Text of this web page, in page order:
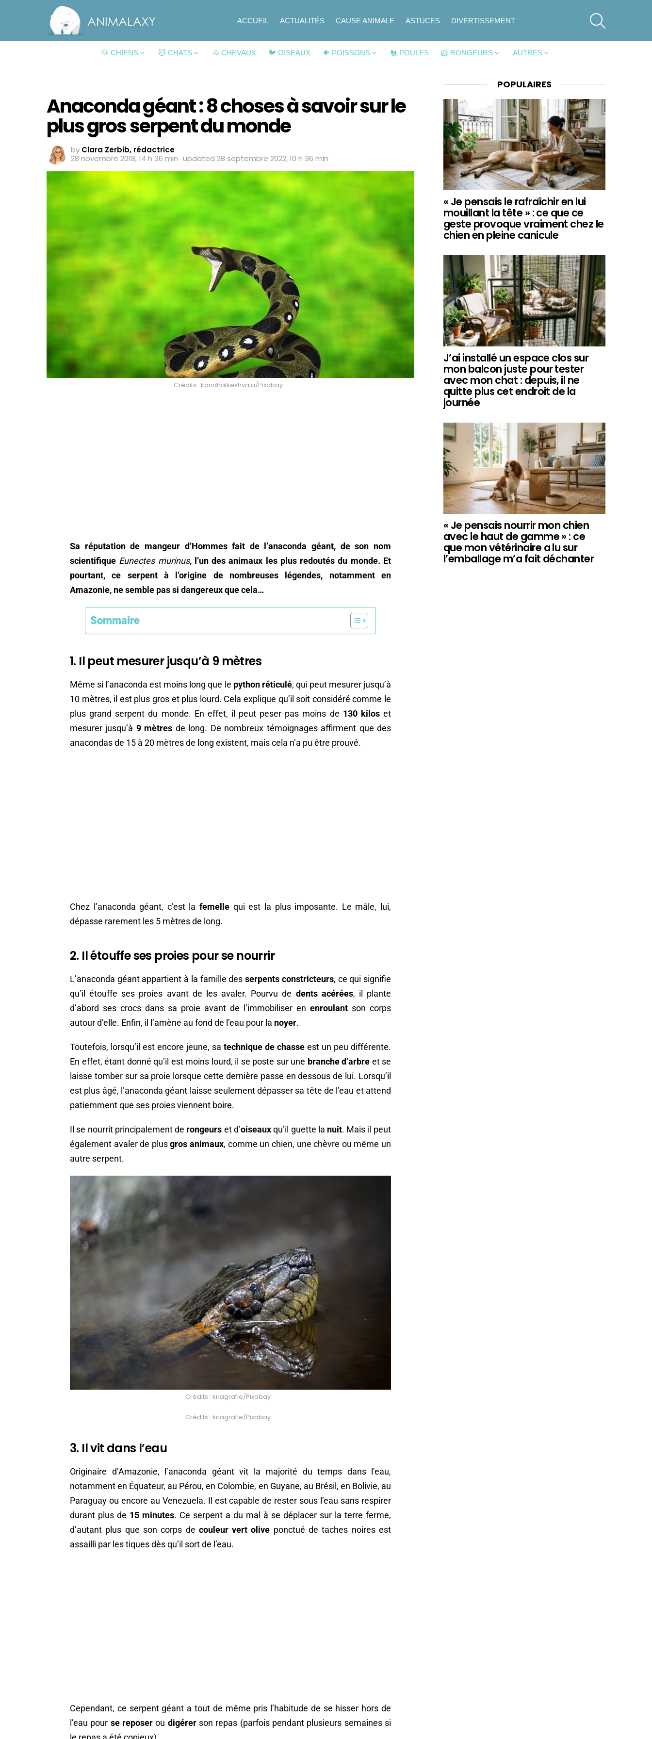
ACCUEIL ACTUALITÉS CAUSE ANIMALE ASTUCES DIVERTISSEMENT
🐶 CHIENS 🐱 CHATS 🐴 CHEVAUX 🐦 OISEAUX 🐠 POISSONS 🐔 POULES 🐹 RONGEURS AUTRES
Anaconda géant : 8 choses à savoir sur le
plus gros serpent du monde
by Clara Zerbib, rédactrice
28 novembre 2018, 14 h 36 min updated 28 septembre 2022, 10 h 36 min
Crédits : kandhalkeshvala/Pixabay
Sa réputation de mangeur d’Hommes fait de l’anaconda géant, de son nom
scientifique Eunectes murinus, l’un des animaux les plus redoutés du monde. Et
pourtant, ce serpent à l’origine de nombreuses légendes, notamment en
Amazonie, ne semble pas si dangereux que cela…
Sommaire
1. Il peut mesurer jusqu’à 9 mètres
Même si l’anaconda est moins long que le python réticulé, qui peut mesurer jusqu’à
10 mètres, il est plus gros et plus lourd. Cela explique qu’il soit considéré comme le
plus grand serpent du monde. En effet, il peut peser pas moins de 130 kiloset
mesurer jusqu’à 9 mètres de long. De nombreux témoignages affirment que des
anacondas de 15 à 20 mètres de long existent, mais cela n’a pu être prouvé.
Chez l’anaconda géant, c’est lafemelle qui est la plus imposante. Le mâle, lui,
dépasse rarement les 5 mètres de long.
2. Il étouffe ses proies pour se nourrir
L’anaconda géant appartient à la famille desserpents constricteurs, ce qui signifie
qu’il étouffe ses proies avant de les avaler. Pourvu de dents acérées, il plante
d’abord ses crocs dans sa proie avant de l’immobiliser en enroulant son corps
autour d’elle. Enfin, il l’amène au fond de l’eau pour la noyer.
Toutefois, lorsqu’il est encore jeune, sa technique de chasse est un peu différente.
En effet, étant donné qu’il est moins lourd, il se poste sur une branche d’arbre et se
laisse tomber sur sa proie lorsque cette dernière passe en dessous de lui. Lorsqu’il
est plus âgé, l’anaconda géant laisse seulement dépasser sa tête de l’eau et attend
patiemment que ses proies viennent boire.
Il se nourrit principalement de rongeurs et d’oiseauxqu’il guette la nuit. Mais il peut
également avaler de plusgros animaux, comme un chien, une chèvre ou même un
autre serpent.
Crédits : kiragrafie/Pixabay
Crédits : kiragrafie/Pixabay
3. Il vit dans l’eau
Originaire d’Amazonie, l’anaconda géant vit la majorité du temps dans l’eau,
notamment en Équateur, au Pérou, en Colombie, en Guyane, au Brésil, en Bolivie, au
Paraguay ou encore au Venezuela. Il est capable de rester sous l’eau sans respirer
durant plus de 15 minutes. Ce serpent a du mal à se déplacer sur la terre ferme,
d’autant plus que son corps de couleur vert olive ponctué de taches noires est
assailli par les tiques dès qu’il sort de l’eau.
Cependant, ce serpent géant a tout de même pris l’habitude de se hisser hors de
l’eau pour se reposer ou digérerson repas (parfois pendant plusieurs semaines si
POPULAIRES
« Je pensais le rafraîchir en lui
mouillant la tête » : ce que ce
geste provoque vraiment chez le
chien en pleine canicule
J’ai installé un espace clos sur
mon balcon juste pour tester
avec mon chat : depuis, il ne
quitte plus cet endroit de la
journée
« Je pensais nourrir mon chien
avec le haut de gamme » : ce
que mon vétérinaire a lu sur
l’emballage m’a fait déchanter